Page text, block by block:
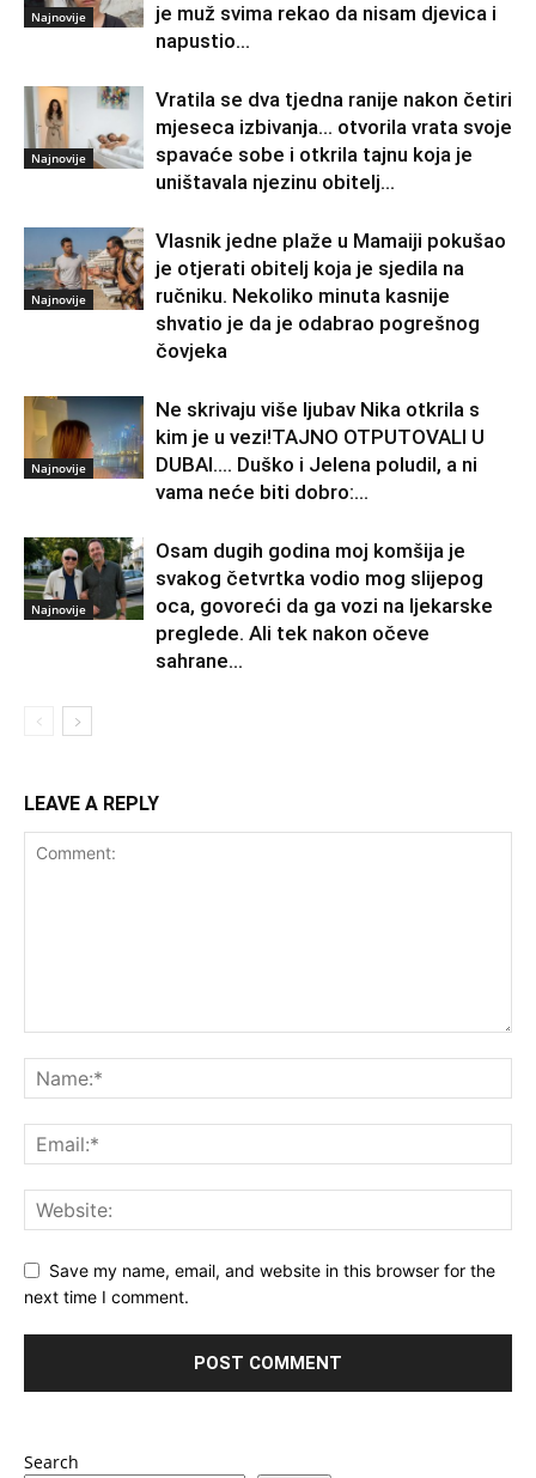
Najnovije
je muž svima rekao da nisam djevica i
napustio...
Najnovije
Vratila se dva tjedna ranije nakon četiri
mjeseca izbivanja… otvorila vrata svoje
spavaće sobe i otkrila tajnu koja je
uništavala njezinu obitelj…
Najnovije
Vlasnik jedne plaže u Mamaiji pokušao
je otjerati obitelj koja je sjedila na
ručniku. Nekoliko minuta kasnije
shvatio je da je odabrao pogrešnog
čovjeka
Najnovije
Ne skrivaju više ljubav Nika otkrila s
kim je u vezi!TAJNO OTPUTOVALI U
DUBAI…. Duško i Jelena poludil, a ni
vama neće biti dobro:...
Najnovije
Osam dugih godina moj komšija je
svakog četvrtka vodio mog slijepog
oca, govoreći da ga vozi na ljekarske
preglede. Ali tek nakon očeve
sahrane...
LEAVE A REPLY
Save my name, email, and website in this browser for the
next time I comment.
Search